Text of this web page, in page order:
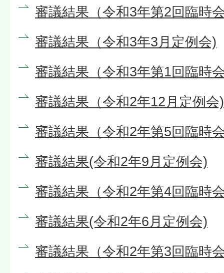
審議結果（令和3年第2回臨時
審議結果（令和3年3月定例会)
審議結果（令和3年第1回臨時
審議結果（令和2年12月定例会)
審議結果（令和2年第5回臨時
審議結果(令和2年9月定例会)
審議結果（令和2年第4回臨時
審議結果(令和2年6月定例会)
審議結果（令和2年第3回臨時